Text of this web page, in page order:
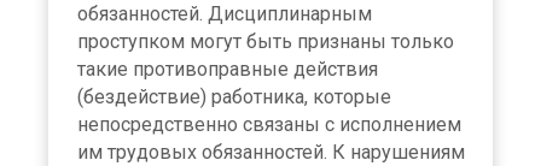
обязанностей. Дисциплинарным
проступком могут быть признаны только
такие противоправные действия
(бездействие) работника, которые
непосредственно связаны с исполнением
им трудовых обязанностей. К нарушениям